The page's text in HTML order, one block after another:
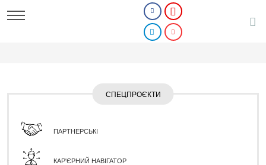
СПЕЦПРОЄКТИ
ПАРТНЕРСЬКІ
КАР'ЄРНИЙ НАВІГАТОР